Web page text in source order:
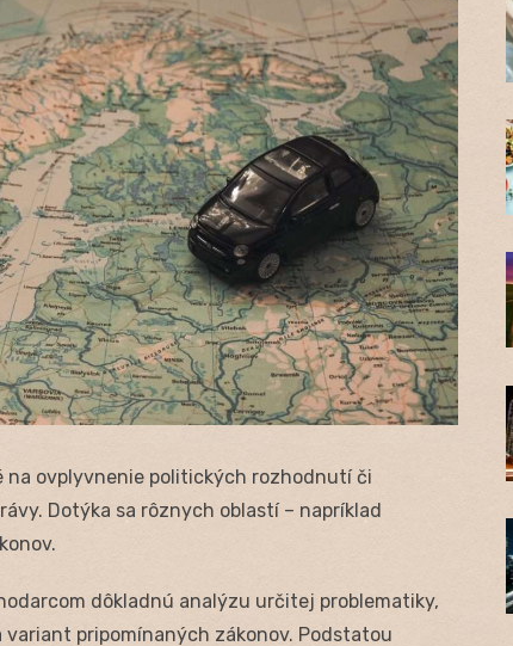
na ovplyvnenie politických rozhodnutí či
Dotýka sa rôznych oblastí – napríklad
dôkladnú analýzu určitej problematiky,
pripomínaných zákonov. Podstatou